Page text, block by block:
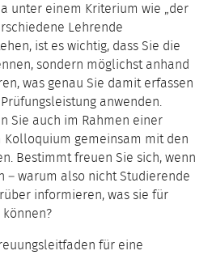
unter einem Kriterium wie „der
Lehrende
ist es wichtig, dass Sie die
sondern möglichst anhand
was genau Sie damit erfassen
anwenden.
Sie auch im Rahmen einer
Kolloquium gemeinsam mit den
Bestimmt freuen Sie sich, wenn
– warum also nicht Studierende
informieren, was sie für
für eine